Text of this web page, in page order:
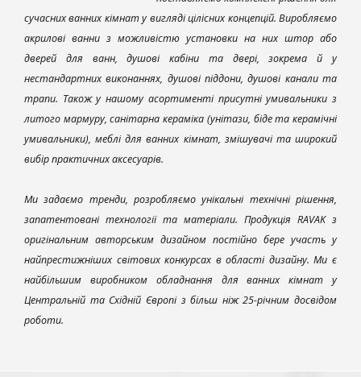
сучасних ванних кімнат у вигляді цілісних концепцій. Виробляємо
акрилові ванни з можливістю установки на них штор або
дверей для ванн, душові кабіни та двері, зокрема й у
нестандартних виконаннях, душові піддони, душові канали та
трапи. Також у нашому асортименті присутні умивальники з
литого мармуру, санітарна кераміка (унітази, біде та керамічні
умивальники), меблі для ванних кімнат, змішувачі та широкий
вибір практичних аксесуарів.
Ми задаємо тренди, розробляємо унікальні технічні рішення,
запатентовані технології та матеріали. Продукція RAVAK з
оригінальним авторським дизайном постійно бере участь у
найпрестижніших світових конкурсах в області дизайну. Ми є
найбільшим виробником обладнання для ванних кімнат у
Центральній та Східній Європі з більш ніж 25-річним досвідом
роботи.